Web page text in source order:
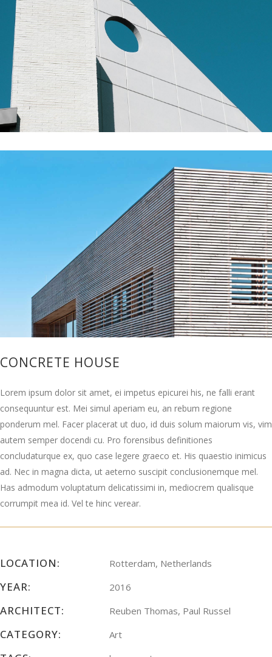
CONCRETE HOUSE
Lorem ipsum dolor sit amet, ei impetus epicurei his, ne falli erant
consequuntur est. Mei simul aperiam eu, an rebum regione
ponderum mel. Facer placerat ut duo, id duis solum maiorum vis, vim
autem semper docendi cu. Pro forensibus definitiones
concludaturque ex, quo case legere graeco et. His quaestio inimicus
ad. Nec in magna dicta, ut aeterno suscipit conclusionemque mel.
Has admodum voluptatum delicatissimi in, mediocrem qualisque
corrumpit mea id. Vel te hinc verear.
LOCATION: Rotterdam, Netherlands
YEAR: 2016
ARCHITECT: Reuben Thomas, Paul Russel
CATEGORY: Art